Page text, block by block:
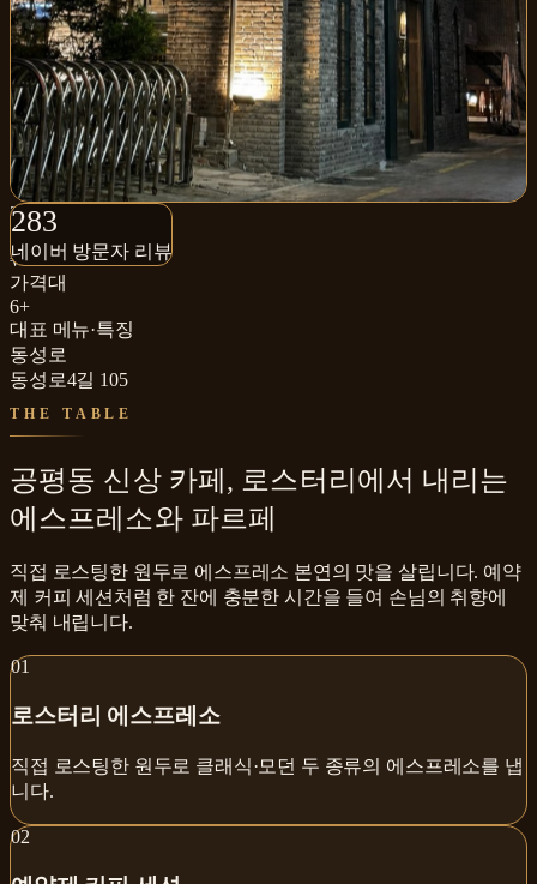
283
네이버 방문자 리뷰
283+
네이버 방문자 리뷰
₩
가격대
6+
대표 메뉴·특징
동성로
동성로4길 105
THE TABLE
공평동 신상 카페, 로스터리에서 내리는
에스프레소와 파르페
직접 로스팅한 원두로 에스프레소 본연의 맛을 살립니다. 예약
제 커피 세션처럼 한 잔에 충분한 시간을 들여 손님의 취향에
맞춰 내립니다.
01
로스터리 에스프레소
직접 로스팅한 원두로 클래식·모던 두 종류의 에스프레소를 냅
니다.
02